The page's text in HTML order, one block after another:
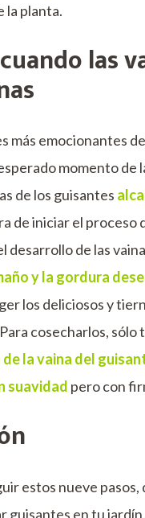
la planta.
las
más emocionantes
momento de
de los guisantes
de iniciar el proceso
desarrollo de las
y la gordura
los deliciosos y
cosecharlos, sólo
la vaina del
suavidad pero con
estos nueve
guisantes en tu